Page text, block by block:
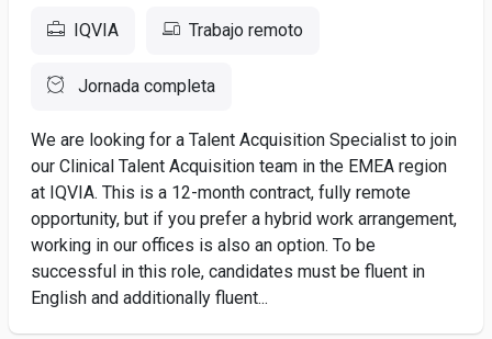
IQVIA Trabajo remoto
Jornada completa
We are looking for a Talent Acquisition Specialist to join
our Clinical Talent Acquisition team in the EMEA region
at IQVIA. This is a 12-month contract, fully remote
opportunity, but if you prefer a hybrid work arrangement,
working in our offices is also an option. To be
successful in this role, candidates must be fluent in
English and additionally fluent...